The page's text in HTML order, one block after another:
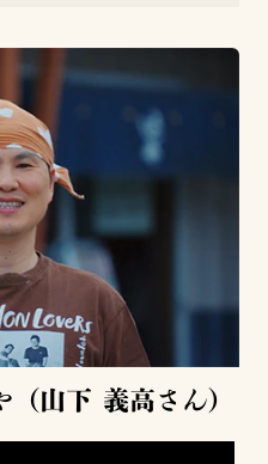
山下 義高さん）